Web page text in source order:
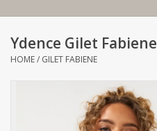
SALE
Merken
Ydence Gilet Fabiene
HOME/ GILET FABIENE